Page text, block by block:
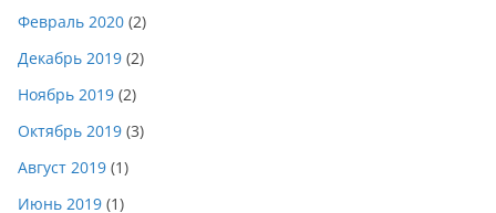
Февраль 2020 (2)
Декабрь 2019 (2)
Ноябрь 2019 (2)
Октябрь 2019 (3)
Август 2019 (1)
Июнь 2019 (1)